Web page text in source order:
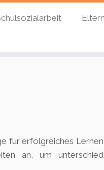
für erfolgreiches
an, um